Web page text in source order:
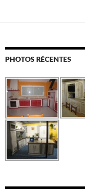
PHOTOS RÉCENTES